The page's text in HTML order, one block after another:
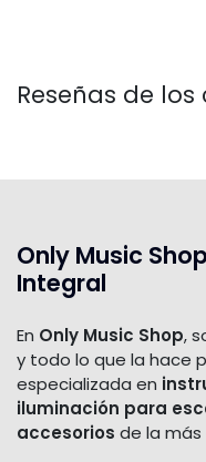
Reseñas de los
Only Music
Integral
En Only Music Shop,
y todo lo que la hace
especializada en
iluminación para
accesorios de la